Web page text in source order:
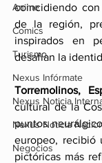
Anime
Comics
Turismo
Nexus Infórmate
Nexus Noticia
Nexus Noticia
Negocios
coincidiendo
de la región,
inspirados en
desafían la
Torremolinos,
cultural de la
puntos
europeo, recibió
pictóricas más